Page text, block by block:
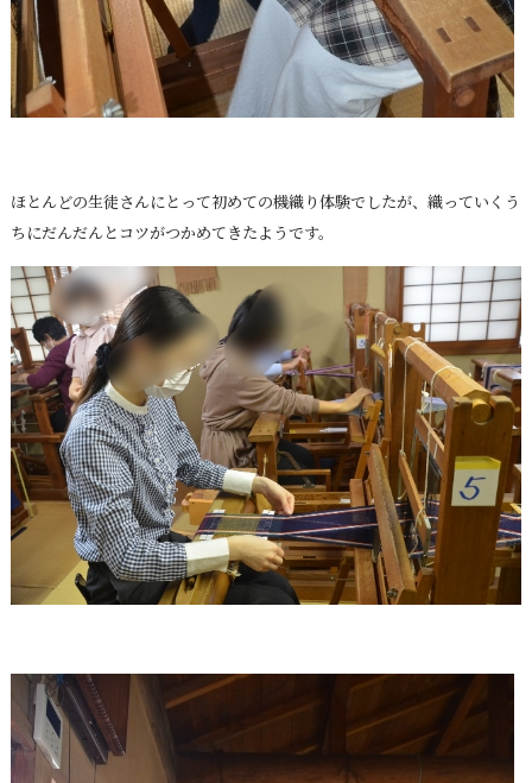
ほとんどの生徒さんにとって初めての機織り体験でしたが、織っていくう
ちにだんだんとコツがつかめてきたようです。